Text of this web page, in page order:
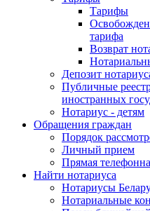
Тарифы
тарифа
Возврат
Депозит
Публичные
иностранных
Нотариус - детям
Обращения граждан
Порядок
Личный прием
Прямая
Найти нотариуса
Нотариусы
Нотариальные